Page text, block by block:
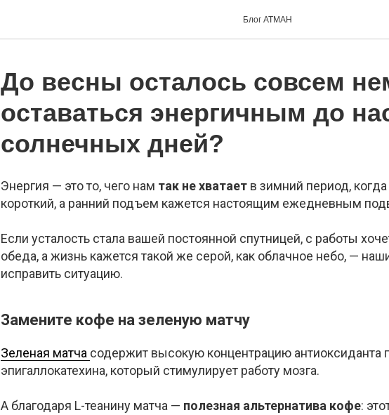
Блог АТМАН
До весны осталось совсем
оставаться энергичным до
солнечных дней?
Энергия — это то, чего нам так не хватает в зимний период,
короткий, а ранний подъем кажется настоящим ежедневным
Если усталость стала вашей постоянной спутницей, с работы
обеда, а жизнь кажется такой же серой, как облачное небо, —
исправить ситуацию.
Замените кофе на зеленую матчу
Зеленая матча содержит высокую концентрацию антиоксиданта
эпигаллокатехина, который стимулирует работу мозга.
А благодаря L-теанину матча — полезная альтернатива кофе: